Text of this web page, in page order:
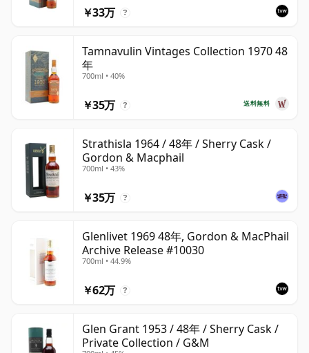
￥33万 ?
Tamnavulin Vintages Collection 1970 48
年
700ml • 40%
送料無料
￥35万 ?
Strathisla 1964 / 48年 / Sherry Cask /
Gordon & Macphail
700ml • 43%
￥35万 ?
Glenlivet 1969 48年, Gordon & MacPhail
Archive Release #10030
700ml • 44.9%
￥62万 ?
Glen Grant 1953 / 48年 / Sherry Cask /
Private Collection / G&M